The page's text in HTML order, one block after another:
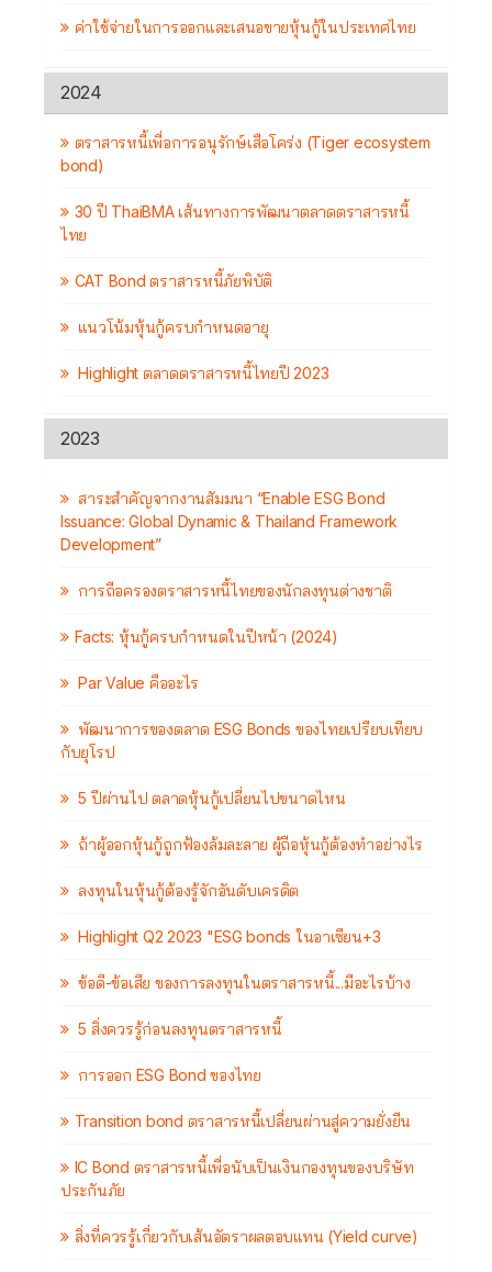
ค่าใช้จ่ายในการออกและเสนอขายหุ้นกู้ในประเทศไทย
2024
ตราสารหนี้เพื่อการอนุรักษ์เสือโคร่ง (Tiger ecosystem
bond)
30 ปี ThaiBMA เส้นทางการพัฒนาตลาดตราสารหนี้
ไทย
CAT Bond ตราสารหนี้ภัยพิบัติ
แนวโน้มหุ้นกู้ครบกำหนดอายุ
Highlight ตลาดตราสารหนี้ไทยปี 2023
2023
สาระสำคัญจากงานสัมมนา “Enable ESG Bond
Issuance: Global Dynamic & Thailand Framework
Development”
การถือครองตราสารหนี้ไทยของนักลงทุนต่างชาติ
Facts: หุ้นกู้ครบกำหนดในปีหน้า (2024)
Par Value คืออะไร
พัฒนาการของตลาด ESG Bonds ของไทยเปรียบเทียบ
กับยุโรป
5 ปีผ่านไป ตลาดหุ้นกู้เปลี่ยนไปขนาดไหน
ถ้าผู้ออกหุ้นกู้ถูกฟ้องล้มละลาย ผู้ถือหุ้นกู้ต้องทำอย่างไร
ลงทุนในหุ้นกู้ต้องรู้จักอันดับเครดิต
Highlight Q2 2023 "ESG bonds ในอาเซียน+3
ข้อดี-ข้อเสีย ของการลงทุนในตราสารหนี้...มีอะไรบ้าง
5 สิ่งควรรู้ก่อนลงทุนตราสารหนี้
การออก ESG Bond ของไทย
Transition bond ตราสารหนี้เปลี่ยนผ่านสู่ความยั่งยืน
IC Bond ตราสารหนี้เพื่อนับเป็นเงินกองทุนของบริษัท
ประกันภัย
สิ่งที่ควรรู้เกี่ยวกับเส้นอัตราผลตอบแทน (Yield curve)